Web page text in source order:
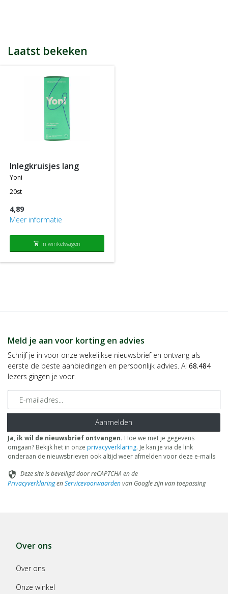
Tijdens het afrekenen zie je dan onderaan een optie om je
spaarpunten in te wisselen, 100 spaarpunten = € 5 korting, 200
In jouw accountgegevens kun je altijd jou actuele aantal
spaarpunten bekijken.
LET OP: Je ontvangt geen spaarpunten op producten die al tegen
een bepaalde actieprijs of met een bepaalde korting worden
aangeboden, m.a.w. je ontvangt alleen spaarpunten op
producten die tegen de normale of standaard verkoopprijs
Laatst bekeken
inlegkruisjes lang
yoni
20st
4,89
Meer informatie
shopping_cart In winkelwagen
Meld je aan voor korting en advies
Schrijf je in voor onze wekelijkse nieuwsbrief en ontvang als
eerste de beste aanbiedingen en persoonlijk advies. Al 68.484
lezers gingen je voor.
E-mailadres
Aanmelden
Ja, ik wil de nieuwsbrief ontvangen. Hoe we met je gegevens
omgaan? Bekijk het in onze privacyverklaring. Je kan je via de link
onderaan de nieuwsbrieven ook altijd weer afmelden voor deze e-mails
security Deze site is beveiligd door reCAPTCHA en de
PrivacyverklaringenServicevoorwaardenvan Google zijn van toepassing
Over ons
Over ons
Onze winkel